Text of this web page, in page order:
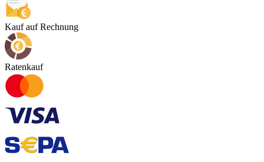
Kauf auf Rechnung
Ratenkauf